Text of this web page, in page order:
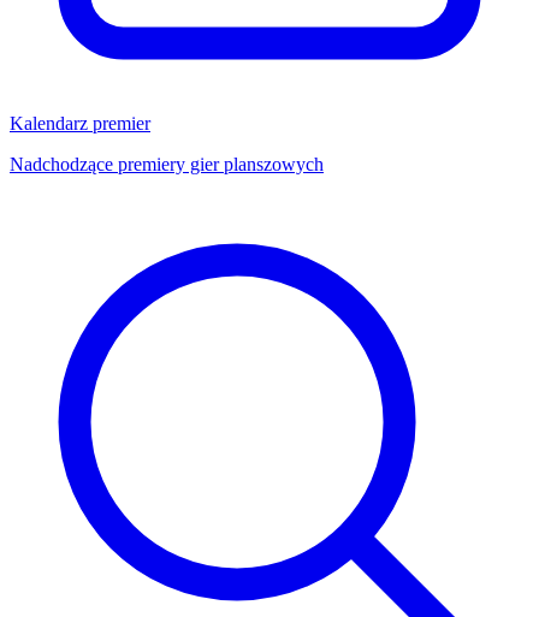
Kalendarz premier
Nadchodzące premiery gier planszowych